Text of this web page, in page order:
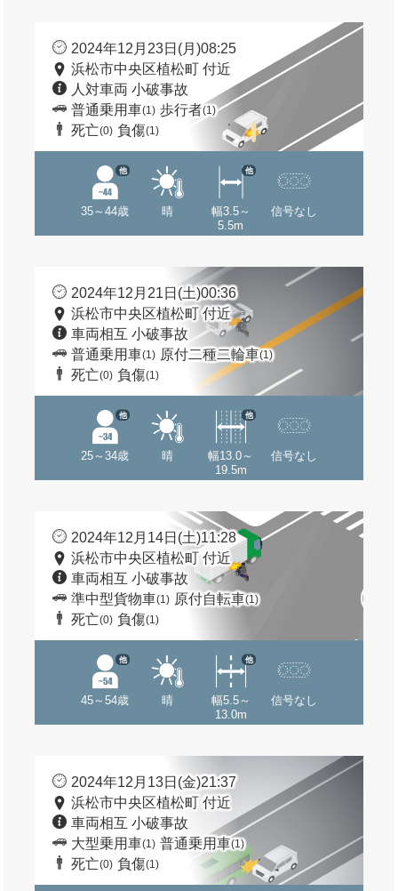
2024年12月23日(月)08:25
浜松市中央区植松町 付近
人対車両 小破事故
普通乗用車(1) 歩行者(1)
死亡(0) 負傷(1)
35～44歳
他
晴
幅3.5～
5.5m
他
信号なし
2024年12月21日(土)00:36
浜松市中央区植松町 付近
車両相互 小破事故
普通乗用車(1) 原付二種二輪車(1)
死亡(0) 負傷(1)
25～34歳
他
晴
幅13.0～
19.5m
他
信号なし
2024年12月14日(土)11:28
浜松市中央区植松町 付近
車両相互 小破事故
準中型貨物車(1) 原付自転車(1)
死亡(0) 負傷(1)
45～54歳
他
晴
幅5.5～
13.0m
他
信号なし
2024年12月13日(金)21:37
浜松市中央区植松町 付近
車両相互 小破事故
大型乗用車(1) 普通乗用車(1)
死亡(0) 負傷(1)